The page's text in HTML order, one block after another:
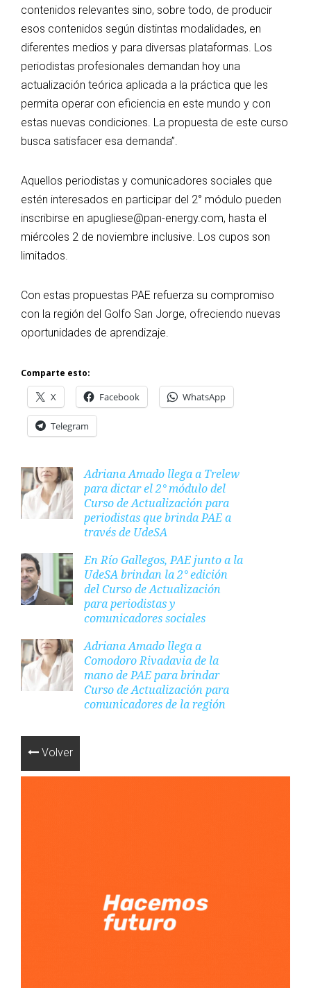
contenidos relevantes sino, sobre todo, de producir
esos contenidos según distintas modalidades, en
diferentes medios y para diversas plataformas. Los
periodistas profesionales demandan hoy una
actualización teórica aplicada a la práctica que les
permita operar con eficiencia en este mundo y con
estas nuevas condiciones. La propuesta de este curso
busca satisfacer esa demanda”.
Aquellos periodistas y comunicadores sociales que
estén interesados en participar del 2° módulo pueden
inscribirse en apugliese@pan-energy.com, hasta el
miércoles 2 de noviembre inclusive. Los cupos son
limitados.
Con estas propuestas PAE refuerza su compromiso
con la región del Golfo San Jorge, ofreciendo nuevas
oportunidades de aprendizaje.
Comparte esto:
X Facebook WhatsApp
Telegram
Adriana Amado llega a Trelew
para dictar el 2° módulo del
Curso de Actualización para
periodistas que brinda PAE a
través de UdeSA
En Río Gallegos, PAE junto a la
UdeSA brindan la 2° edición
del Curso de Actualización
para periodistas y
comunicadores sociales
Adriana Amado llega a
Comodoro Rivadavia de la
mano de PAE para brindar
Curso de Actualización para
comunicadores de la región
Volver